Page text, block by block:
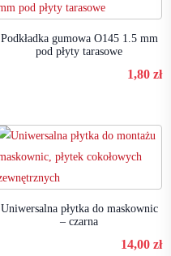
Podkładka gumowa O145 1.5 mm
pod płyty tarasowe
1,80 zł
Uniwersalna płytka do maskownic
– czarna
14,00 zł